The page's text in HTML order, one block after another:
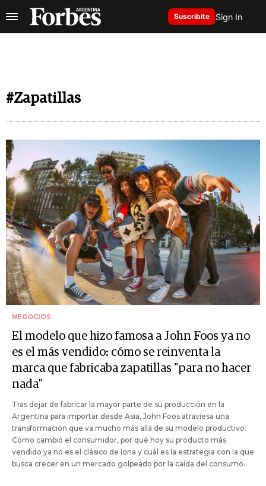
Suscribite Sign In
#Zapatillas
NEGOCIOS
El modelo que hizo famosa a John Foos ya no
es el más vendido: cómo se reinventa la
marca que fabricaba zapatillas "para no hacer
nada”
Tras dejar de fabricar la mayor parte de su producción en la
Argentina para importar desde Asia, John Foos atraviesa una
transformación que va mucho más allá de su modelo productivo.
Cómo cambió el consumidor, por qué hoy su producto más
vendido ya no es el clásico de lona y cuál es la estrategia con la que
busca crecer en un mercado golpeado por la caída del consumo.